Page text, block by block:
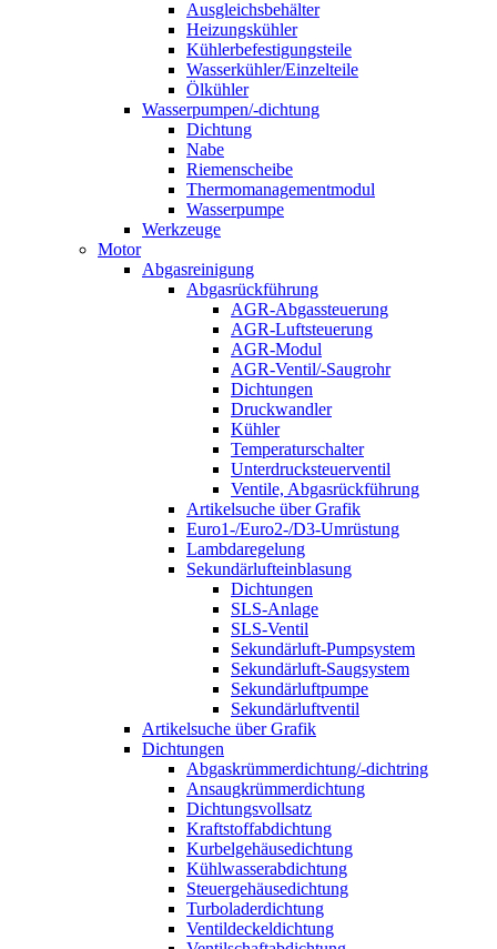
Ausgleichsbehälter
Heizungskühler
Kühlerbefestigungsteile
Wasserkühler/Einzelteile
Ölkühler
Wasserpumpen/-dichtung
Dichtung
Nabe
Riemenscheibe
Thermomanagementmodul
Wasserpumpe
Werkzeuge
Motor
Abgasreinigung
Abgasrückführung
AGR-Abgassteuerung
AGR-Luftsteuerung
AGR-Modul
AGR-Ventil/-Saugrohr
Dichtungen
Druckwandler
Kühler
Temperaturschalter
Unterdrucksteuerventil
Ventile, Abgasrückführung
Artikelsuche über Grafik
Euro1-/Euro2-/D3-Umrüstung
Lambdaregelung
Sekundärlufteinblasung
Dichtungen
SLS-Anlage
SLS-Ventil
Sekundärluft-Pumpsystem
Sekundärluft-Saugsystem
Sekundärluftpumpe
Sekundärluftventil
Artikelsuche über Grafik
Dichtungen
Abgaskrümmerdichtung/-dichtring
Ansaugkrümmerdichtung
Dichtungsvollsatz
Kraftstoffabdichtung
Kurbelgehäusedichtung
Kühlwasserabdichtung
Steuergehäusedichtung
Turboladerdichtung
Ventildeckeldichtung